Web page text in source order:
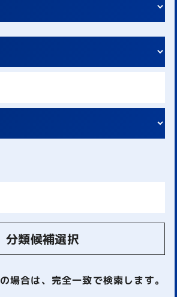
分類候補選択
の場合は、完全一致で検索します。